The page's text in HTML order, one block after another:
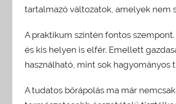
tartalmazó változatok, amelyek nem
A praktikum szintén fontos
és kis helyen is elfér. Emellett
használható, mint sok hagyományos
A tudatos bőrápolás ma már